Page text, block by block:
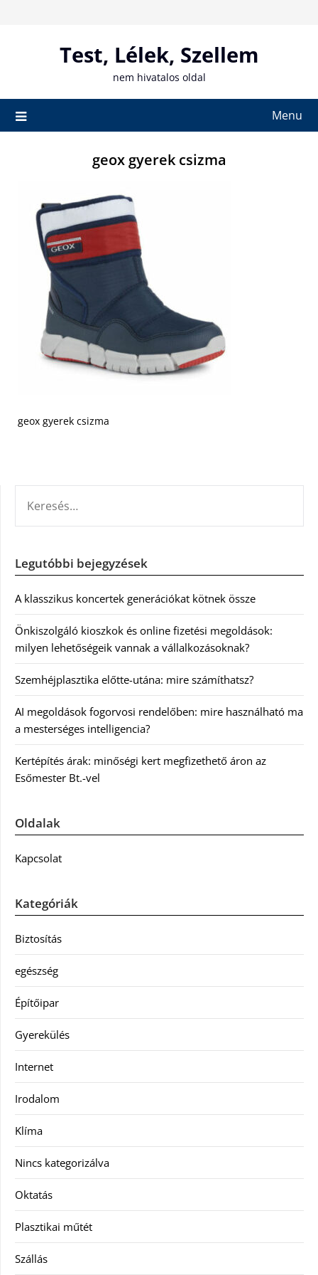
Test, Lélek, Szellem
nem hivatalos oldal
Menu
geox gyerek csizma
geox gyerek csizma
Legutóbbi bejegyzések
A klasszikus koncertek generációkat kötnek össze
Önkiszolgáló kioszkok és online fizetési megoldások:
milyen lehetőségeik vannak a vállalkozásoknak?
Szemhéjplasztika előtte-utána: mire számíthatsz?
AI megoldások fogorvosi rendelőben: mire használható ma
a mesterséges intelligencia?
Kertépítés árak: minőségi kert megfizethető áron az
Esőmester Bt.-vel
Oldalak
Kapcsolat
Kategóriák
Biztosítás
egészség
Építőipar
Gyerekülés
Internet
Irodalom
Klíma
Nincs kategorizálva
Oktatás
Plasztikai műtét
Szállás